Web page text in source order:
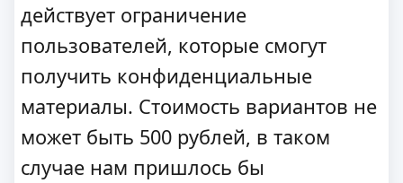
действует ограничение
пользователей, которые смогут
получить конфиденциальные
материалы. Стоимость вариантов не
может быть 500 рублей, в таком
случае нам пришлось бы